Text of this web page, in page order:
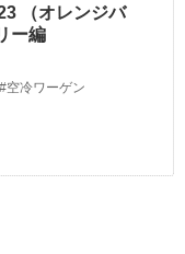
（オレンジバ
ー編
#空冷ワーゲン